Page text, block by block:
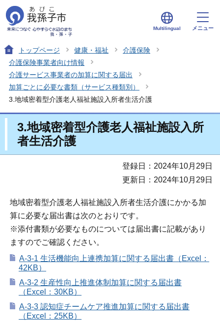
Multilingual メニュー
トップページ 健康・福祉
介護保険
介護保険事業者向け情報
介護サービス事業者の加算に関する届出
加算ごとに必要な書類（サービス種類別）
3.地域密着型介護老人福祉施設入所者生活介護
3.地域密着型介護老人福祉施設入所
者生活介護
登録日：2024年10月29日
更新日：2024年10月29日
地域密着型介護老人福祉施設入所者生活介護にかかる加
算に必要な届出書は次のとおりです。
※添付書類が必要なものについては届出書に記載があり
ますのでご確認ください。
A-3-1 生活機能向上連携加算に関する届出書（Excel：
42KB）
A-3-2 生産性向上推進体制加算に関する届出書
（Excel：30KB）
A-3-3 認知症チームケア推進加算に関する届出書
（Excel：25KB）